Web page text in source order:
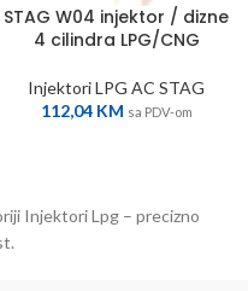
STAG W04 injektor / dizne
4 cilindra LPG/CNG
Injektori LPG AC STAG
112,04 KM sa PDV-om
Injektori Lpg – precizno